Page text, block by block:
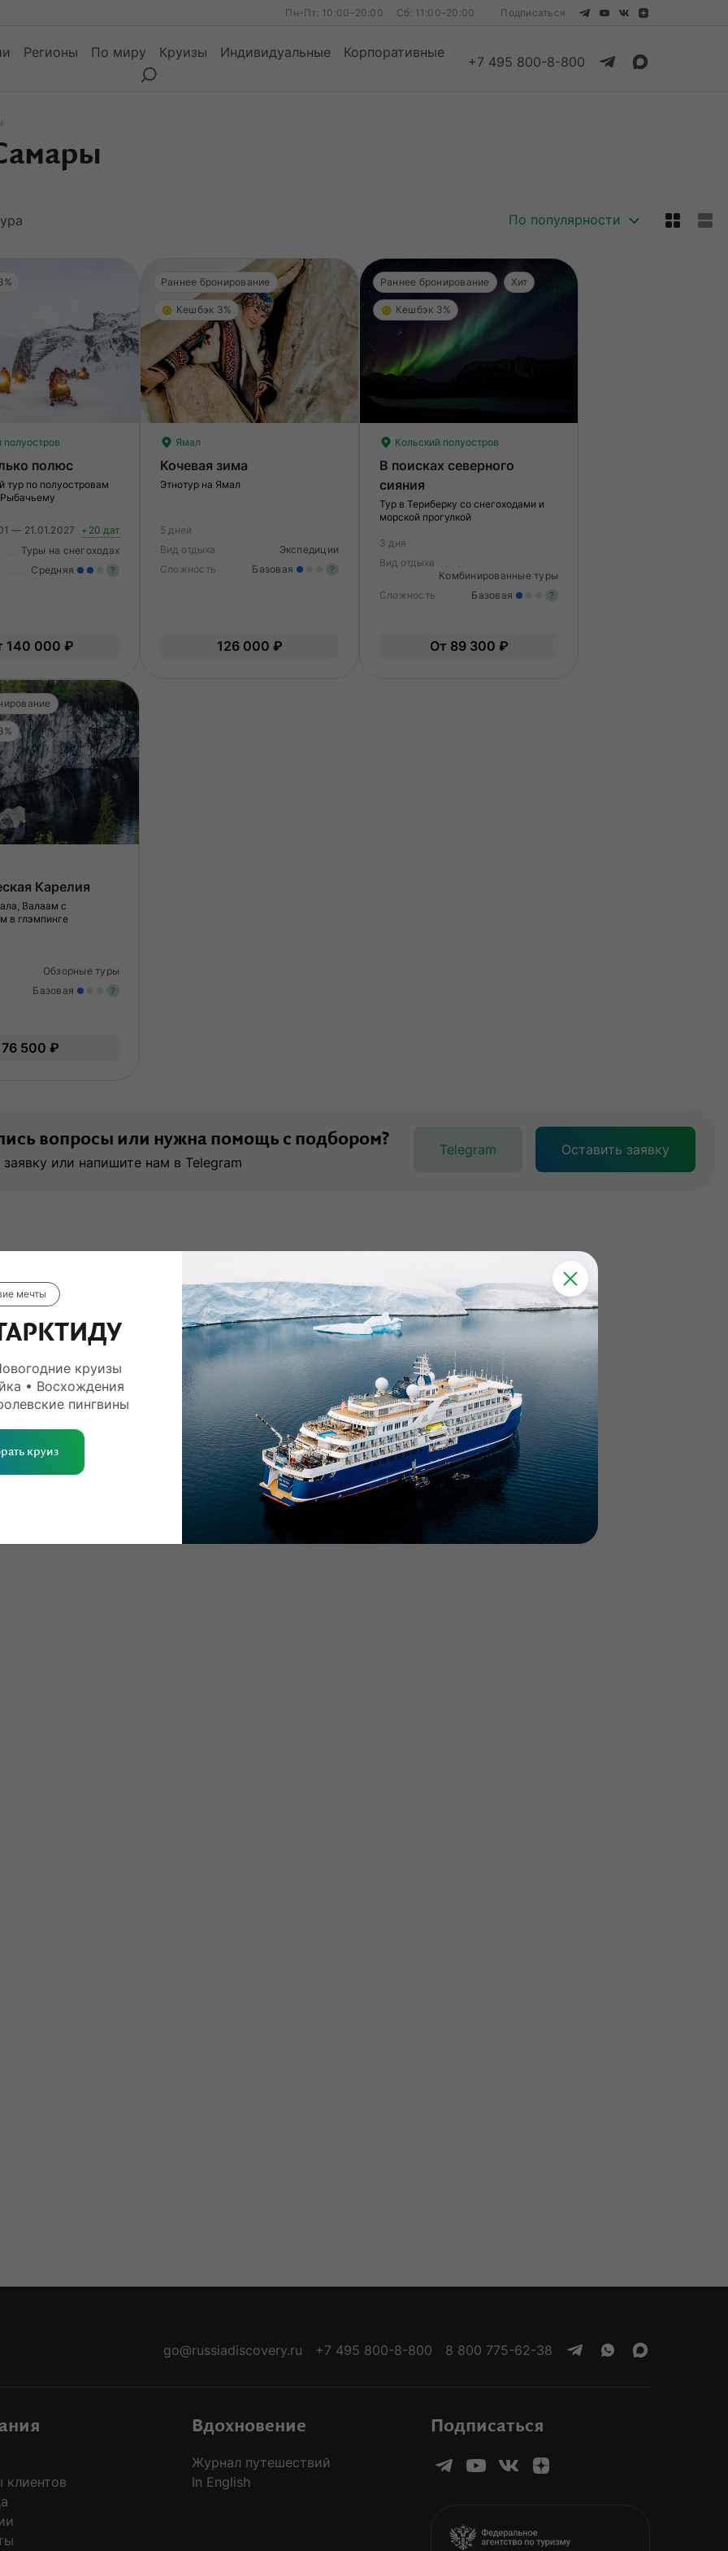
Пн-Пт: 10:00–20:00 Сб: 11:00–20:00 Подписаться
Регионы По миру Круизы Индивидуальные Корпоративные
+7 495 800-8-800
Месяцы
По популярности
полуостров
полюс
тур по полуостровам
— 21.01.2027
+20 дат
Туры на снегоходах
Средняя ?
140 000 ₽
Раннее бронирование
Кешбэк 3%
Ямал
Кочевая зима
Этнотур на Ямал
5 дней
Вид отдыха
Экспедиции
Сложность
Базовая ?
126 000 ₽
Раннее бронирование Хит
Кешбэк 3%
Кольский полуостров
В поисках северного
сияния
Тур в Териберку со снегоходами и
морской прогулкой
3 дня
Вид отдыха
Комбинированные туры
Сложность
Базовая ?
От 89 300 ₽
Карелия
Валаам с
в глэмпинге
Обзорные туры
Базовая ?
76 500 ₽
вопросы или нужна помощь с подбором?
заявку или напишите нам в Telegram
Telegram Оставить заявку
go@russiadiscovery.ru +7 495 800-8-800 8 800 775-62-38
клиентов
Вдохновение
Журнал путешествий
In English
Подписаться
мечты
круизы
• Восхождения
пингвины
круиз